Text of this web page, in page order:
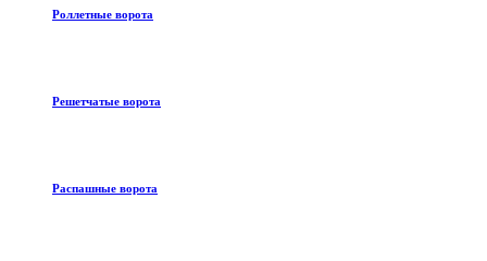
Роллетные ворота
Решетчатые ворота
Распашные ворота